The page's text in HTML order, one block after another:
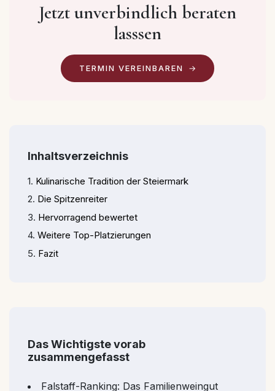
Jetzt unverbindlich beraten
lasssen
TERMIN VEREINBAREN
Inhaltsverzeichnis
Kulinarische Tradition der Steiermark
Die Spitzenreiter
Hervorragend bewertet
Weitere Top-Platzierungen
Fazit
Das Wichtigste vorab
zusammengefasst
Falstaff-Ranking: Das Familienweingut